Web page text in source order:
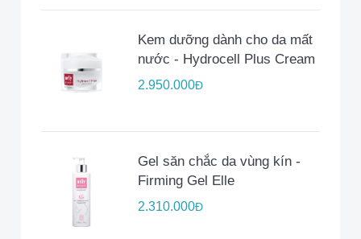
Kem dưỡng dành cho da mất
nước - Hydrocell Plus Cream
2.950.000Đ
Gel săn chắc da vùng kín -
Firming Gel Elle
2.310.000Đ